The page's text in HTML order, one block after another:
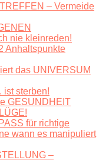
– Vermeide
nie kleinreden!
Anhaltspunkte
das UNIVERSUM
sterben!
GESUNDHEIT
für richtige
wann es manipuliert
–